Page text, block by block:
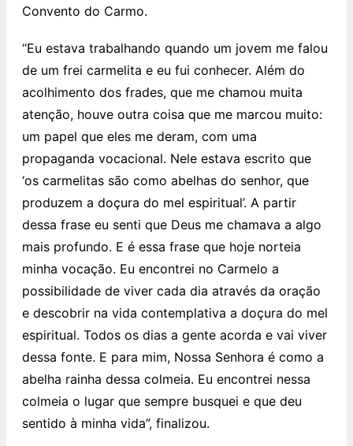
Convento do Carmo.
“Eu estava trabalhando quando um jovem me falou
de um frei carmelita e eu fui conhecer. Além do
acolhimento dos frades, que me chamou muita
atenção, houve outra coisa que me marcou muito:
um papel que eles me deram, com uma
propaganda vocacional. Nele estava escrito que
‘os carmelitas são como abelhas do senhor, que
produzem a doçura do mel espiritual’. A partir
dessa frase eu senti que Deus me chamava a algo
mais profundo. E é essa frase que hoje norteia
minha vocação. Eu encontrei no Carmelo a
possibilidade de viver cada dia através da oração
e descobrir na vida contemplativa a doçura do mel
espiritual. Todos os dias a gente acorda e vai viver
dessa fonte. E para mim, Nossa Senhora é como a
abelha rainha dessa colmeia. Eu encontrei nessa
colmeia o lugar que sempre busquei e que deu
sentido à minha vida”, finalizou.